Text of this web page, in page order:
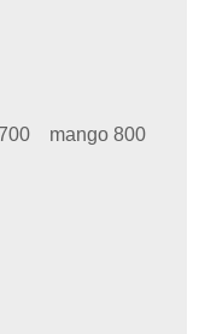
700 mango 800